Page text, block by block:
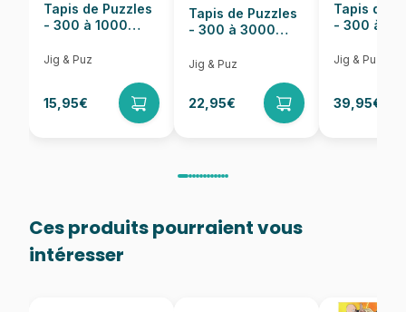
Tapis de Puzzles
- 300 à 1000
Jig & Puz
15,95€
Tapis de Puzzles
- 300 à 3000
Jig & Puz
22,95€
Tapis de
- 300 à
Jig & Puz
39,95€
Ces produits pourraient vous
intéresser